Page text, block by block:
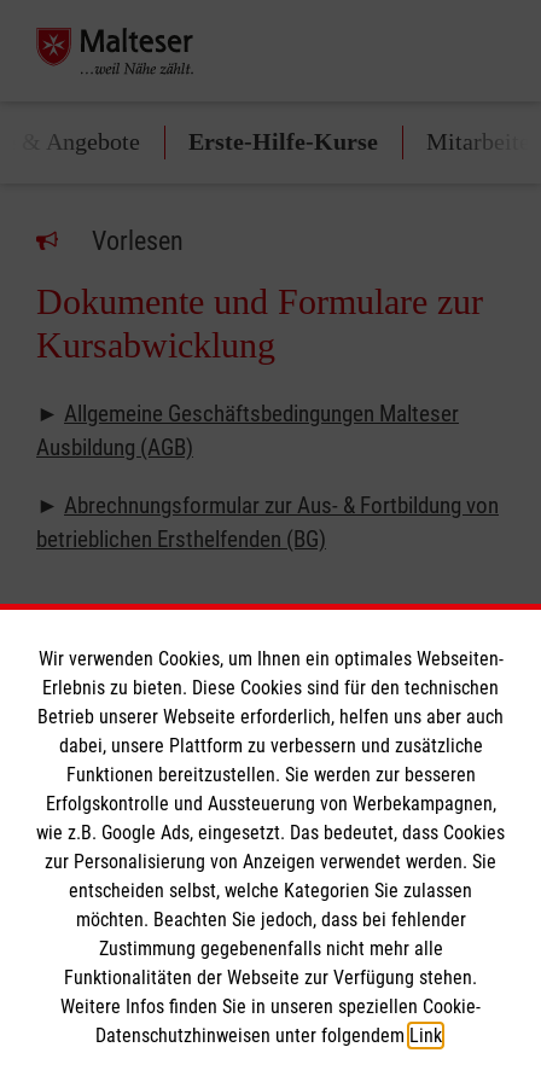
& Angebote Erste-Hilfe-Kurse Mitarbeiten
Vorlesen
Dokumente und Formulare zur
Kursabwicklung
► Allgemeine Geschäftsbedingungen Malteser
Ausbildung (AGB)
► Abrechnungsformular zur Aus- & Fortbildung von
betrieblichen Ersthelfenden (BG)
Informationen
Impressum
Datenschutz
Barrierefreiheit
Kontakt
Ansprechpersonen
Die Malteser
Malteser in Deutschland
Malteserorden
Sharepoint
Spendenkonto
Wir verwenden Cookies, um Ihnen ein optimales Webseiten-
Erlebnis zu bieten. Diese Cookies sind für den technischen
Betrieb unserer Webseite erforderlich, helfen uns aber auch
dabei, unsere Plattform zu verbessern und zusätzliche
Funktionen bereitzustellen. Sie werden zur besseren
Erfolgskontrolle und Aussteuerung von Werbekampagnen,
wie z.B. Google Ads, eingesetzt. Das bedeutet, dass Cookies
zur Personalisierung von Anzeigen verwendet werden. Sie
entscheiden selbst, welche Kategorien Sie zulassen
möchten. Beachten Sie jedoch, dass bei fehlender
Zustimmung gegebenenfalls nicht mehr alle
Funktionalitäten der Webseite zur Verfügung stehen.
Weitere Infos finden Sie in unseren speziellen Cookie-
Datenschutzhinweisen unter folgendem Link.